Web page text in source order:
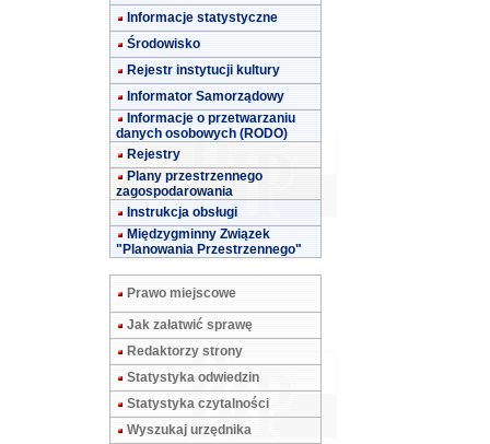
Informacje statystyczne
Środowisko
Rejestr instytucji kultury
Informator Samorządowy
Informacje o przetwarzaniu
danych osobowych (RODO)
Rejestry
Plany przestrzennego
zagospodarowania
Instrukcja obsługi
Międzygminny Związek
"Planowania Przestrzennego"
Prawo miejscowe
Jak załatwić sprawę
Redaktorzy strony
Statystyka odwiedzin
Statystyka czytalności
Wyszukaj urzędnika